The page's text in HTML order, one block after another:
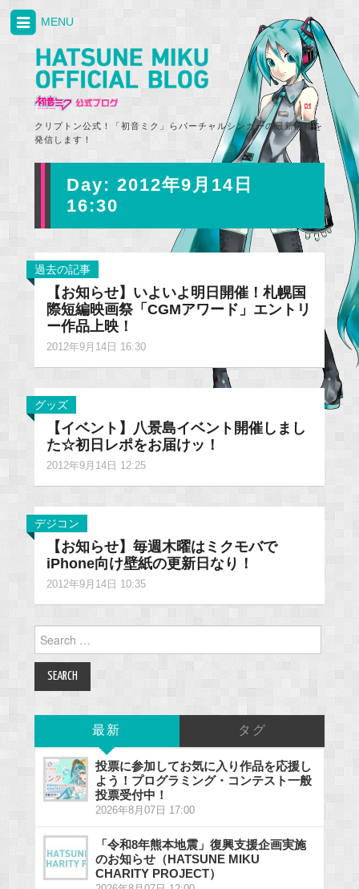
クリプトン公式！「初音ミク」らバーチャルシンガーの最新情報を
発信します！
MENU
Day: 2012年9月14日
16:30
過去の記事
【お知らせ】いよいよ明日開催！札幌国
際短編映画祭「CGMアワード」エントリ
ー作品上映！
2012年9月14日 16:30
グッズ
【イベント】八景島イベント開催しまし
た☆初日レポをお届けッ！
2012年9月14日 12:25
デジコン
【お知らせ】毎週木曜はミクモバで
iPhone向け壁紙の更新日なり！
2012年9月14日 10:35
Search
for:
最新 タグ
投票に参加してお気に入り作品を応援し
よう！プログラミング・コンテスト一般
投票受付中！
2026年8月07日 17:00
「令和8年熊本地震」復興支援企画実施
のお知らせ（HATSUNE MIKU
CHARITY PROJECT）